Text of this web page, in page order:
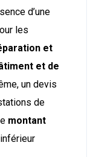
d’une
les
et
et de
un devis
de
montant